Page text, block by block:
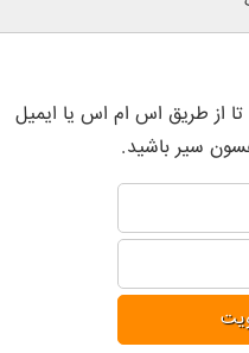
تا از طریق اس ام اس یا ایمیل
سیر باشید.